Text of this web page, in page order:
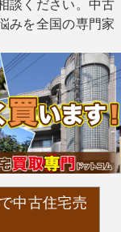
みを全国の専門家
中古住宅売